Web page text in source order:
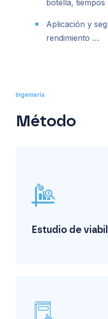
botella, tiempos
Aplicación y
rendimiento …
Ingeniería
Método
Estudio de